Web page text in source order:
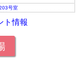
号室
ト情報